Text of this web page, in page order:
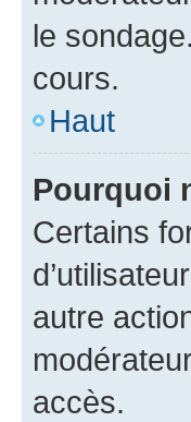
le
cours.
Haut
Pourquoi
Certains
autre
accès.